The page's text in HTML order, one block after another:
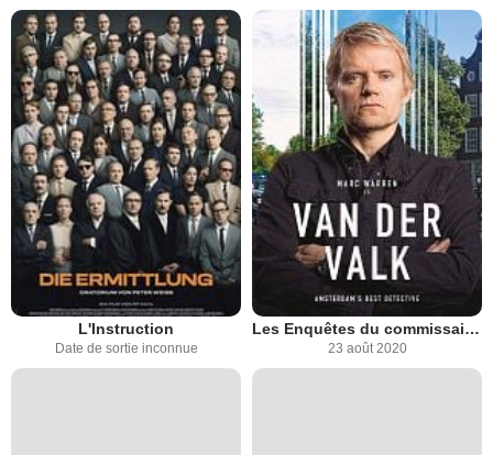
L'Instruction
Date de sortie inconnue
Les Enquêtes du commissaire Van der Valk
23 août 2020